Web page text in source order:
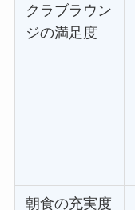
クラブラウン
ジの満足度
朝食の充実度